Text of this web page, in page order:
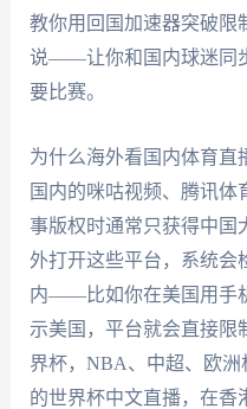
教你用回国加速器突破限
说——让你和国内球迷同
要比赛。
为什么海外看国内体育直
国内的咪咕视频、腾讯
事版权时通常只获得中国
外打开这些平台，系统会
内——比如你在美国用手
示美国，平台就会直接限
界杯，NBA、中超、欧
的世界杯中文直播，在香